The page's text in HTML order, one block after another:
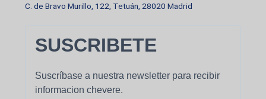
C. de Bravo Murillo, 122, Tetuán, 28020 Madrid
SUSCRIBETE
Suscríbase a nuestra newsletter para recibir
informacion chevere.